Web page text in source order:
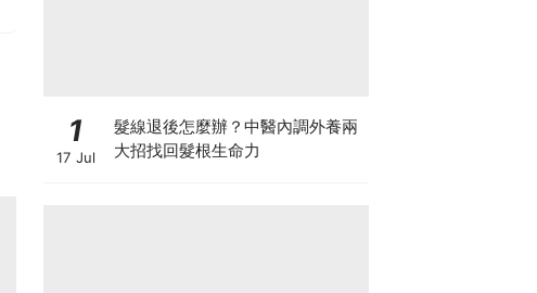
1
17 Jul
髮線退後怎麼辦？中醫內調外養兩
大招找回髮根生命力